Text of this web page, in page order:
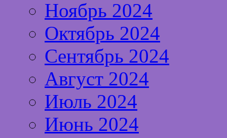
Ноябрь 2024
Октябрь 2024
Сентябрь 2024
Август 2024
Июль 2024
Июнь 2024